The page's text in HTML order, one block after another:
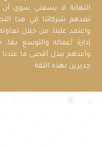
النهاية لا يسعني سوى أن
نعدهم شركائنا في هذا
واعتمد علينا، من خلال
إدارة أعماله والتوسع بها،
وأعدهم ببذل أقصى ما
جديرين بهذه الثقة